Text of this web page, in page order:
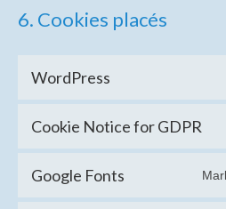
La formation et le
Histoire des Panneaux à
Évènements et
6. Cookies placés
WordPress
Cookie Notice for GDPR
Google Fonts